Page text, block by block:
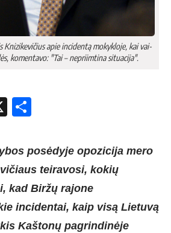
Kni­zi­ke­vi­čius apie in­ci­den­tą mo­kyk­lo­je, kai vai­
ko­men­ta­vo: "Tai – ne­priim­ti­na si­tua­ci­ja".
X
posėdyje opozicija mero
teiravosi, kokių
kad Biržų rajone
incidentai, kaip visą Lietuvą
Kaštonų pagrindinėje